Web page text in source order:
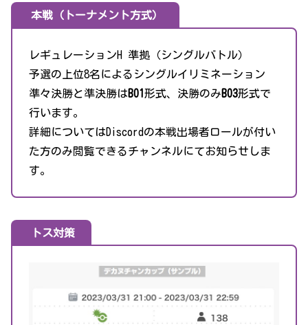
本戦（トーナメント方式）
レギュレーションH 準拠（シングルバトル）
予選の上位8名によるシングルイリミネーション
準々決勝と準決勝はBO1 形式、決勝のみBO3形式で
行います。
詳細についてはDiscordの本戦出場者ロールが付い
た方のみ閲覧できるチャンネルにてお知らせしま
す。
トス対策